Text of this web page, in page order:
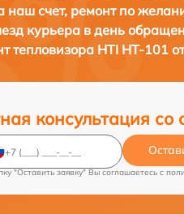
наш счет, ремонт по
курьера в день
тепловизора HTI HT-101
консультация со
"Оставить заявку" Вы соглашаетесь c